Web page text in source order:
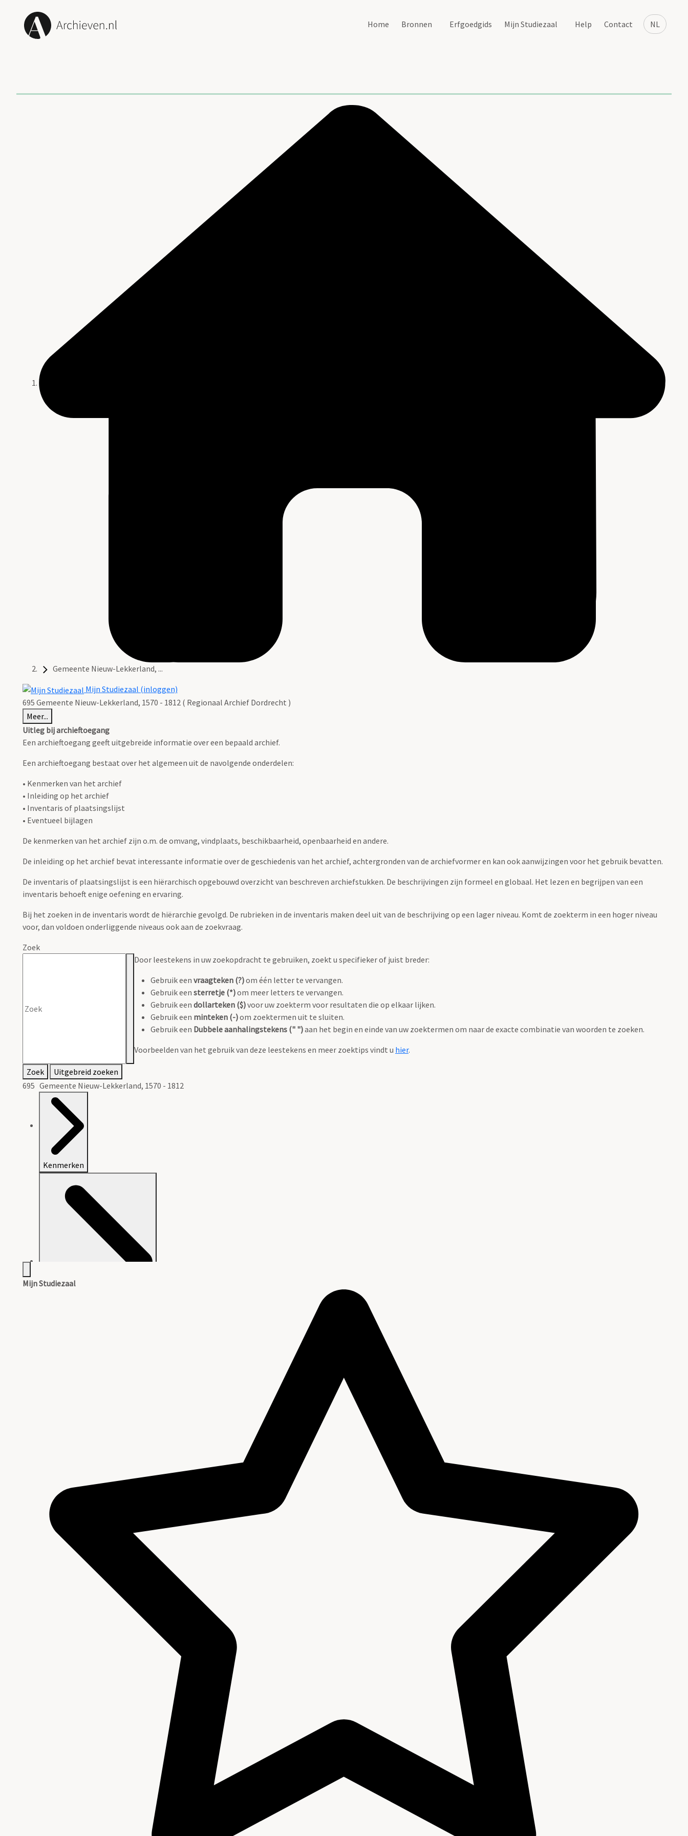
NL
Home Bronnen Erfgoedgids Mijn Studiezaal Help Contact
Gemeente Nieuw-Lekkerland, ...
Mijn Studiezaal (inloggen)
695 Gemeente Nieuw-Lekkerland, 1570 - 1812 ( Regionaal Archief Dordrecht )
Meer...
Uitleg bij archieftoegang
Een archieftoegang geeft uitgebreide informatie over een bepaald archief.
Een archieftoegang bestaat over het algemeen uit de navolgende onderdelen:
• Kenmerken van het archief
• Inleiding op het archief
• Inventaris of plaatsingslijst
• Eventueel bijlagen
De kenmerken van het archief zijn o.m. de omvang, vindplaats, beschikbaarheid, openbaarheid en andere.
De inleiding op het archief bevat interessante informatie over de geschiedenis van het archief, achtergronden van de archiefvormer en kan ook aanwijzingen voor het gebruik bevatten.
De inventaris of plaatsingslijst is een hiërarchisch opgebouwd overzicht van beschreven archiefstukken. De beschrijvingen zijn formeel en globaal. Het lezen en begrijpen van een
inventaris behoeft enige oefening en ervaring.
Bij het zoeken in de inventaris wordt de hiërarchie gevolgd. De rubrieken in de inventaris maken deel uit van de beschrijving op een lager niveau. Komt de zoekterm in een hoger niveau
voor, dan voldoen onderliggende niveaus ook aan de zoekvraag.
Zoek
Door leestekens in uw zoekopdracht te gebruiken, zoekt u specifieker of juist breder:
Gebruik een vraagteken (?)om één letter te vervangen.
Gebruik een sterretje (*)om meer letters te vervangen.
Gebruik een dollarteken ($)voor uw zoekterm voor resultaten die op elkaar lijken.
Gebruik een minteken (-)om zoektermen uit te sluiten.
Gebruik een Dubbele aanhalingstekens (" ")aan het begin en einde van uw zoektermen om naar de exacte combinatie van woorden te zoeken.
Voorbeelden van het gebruik van deze leestekens en meer zoektips vindt u hier.
Zoek
Uitgebreid zoeken
695 Gemeente Nieuw-Lekkerland, 1570 - 1812
Kenmerken
Inventaris
Mijn Studiezaal